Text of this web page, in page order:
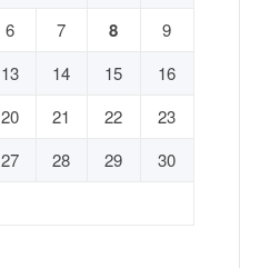
6 7 8
9
13 14 15
16
20 21 22
23
27 28 29
30